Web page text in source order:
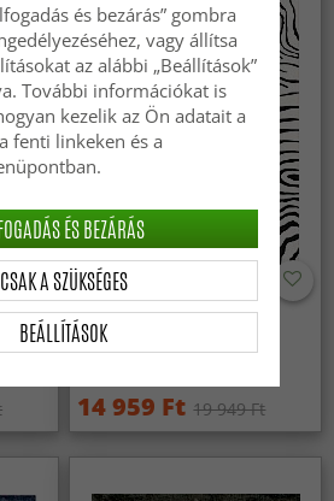
Wilton szőnyeg - Zebra
(fekete/fehér)
14 959 Ft 19 949 Ft
és bezárás” gombra
vagy állítsa
az alábbi „Beállítások”
További információkat is
kezelik az Ön adatait a
fenti linkeken és a
BEÁLLÍTÁSOK
CSAK A SZÜKSÉGES
ÉS BEZÁRÁS